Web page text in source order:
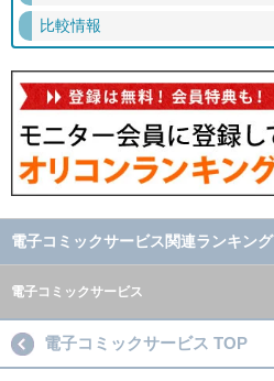
比較情報
電子コミックサービス関連ランキング
電子コミックサービス
電子コミックサービス TOP